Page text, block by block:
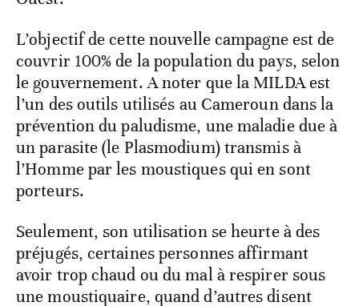
L’objectif de cette nouvelle campagne est de
couvrir 100% de la population du pays, selon
le gouvernement. A noter que la MILDA est
l’un des outils utilisés au Cameroun dans la
prévention du paludisme, une maladie due à
un parasite (le Plasmodium) transmis à
l’Homme par les moustiques qui en sont
porteurs.
Seulement, son utilisation se heurte à des
préjugés, certaines personnes affirmant
avoir trop chaud ou du mal à respirer sous
une moustiquaire, quand d’autres disent